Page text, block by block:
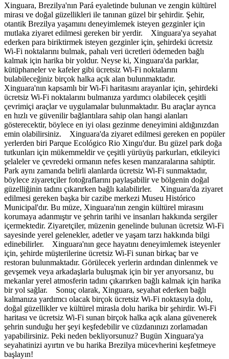
Xinguara, Brezilya'nın Pará eyaletinde bulunan ve zengin kültürel
mirası ve doğal güzellikleri ile tanınan güzel bir şehirdir. Şehir,
otantik Brezilya yaşamını deneyimlemek isteyen gezginler için
mutlaka ziyaret edilmesi gereken bir yerdir. Xinguara'ya seyahat
ederken para biriktirmek isteyen gezginler için, şehirdeki ücretsiz
Wi-Fi noktalarını bulmak, pahalı veri ücretleri ödemeden bağlı
kalmak için harika bir yoldur. Neyse ki, Xinguara'da parklar,
kütüphaneler ve kafeler gibi ücretsiz Wi-Fi noktalarını
bulabileceğiniz birçok halka açık alan bulunmaktadır.
Xinguara'nın kapsamlı bir Wi-Fi haritasını arayanlar için, şehirdeki
ücretsiz Wi-Fi noktalarını bulmanıza yardımcı olabilecek çeşitli
çevrimiçi araçlar ve uygulamalar bulunmaktadır. Bu araçlar ayrıca
en hızlı ve güvenilir bağlantılara sahip olan hangi alanları
gösterecektir, böylece en iyi olası gezinme deneyimini aldığınızdan
emin olabilirsiniz. Xinguara'da ziyaret edilmesi gereken en popüler
yerlerden biri Parque Ecológico Rio Xingu'dur. Bu güzel park doğa
tutkunları için mükemmeldir ve çeşitli yürüyüş parkurları, etkileyici
şelaleler ve çevredeki ormanın nefes kesen manzaralarına sahiptir.
Park aynı zamanda belirli alanlarda ücretsiz Wi-Fi sunmaktadır,
böylece ziyaretçiler fotoğraflarını paylaşabilir ve bölgenin doğal
güzelliğinin tadını çıkarırken bağlı kalabilirler. Xinguara'da ziyaret
edilmesi gereken başka bir cazibe merkezi Museu Histórico
Municipal'dır. Bu müze, Xinguara'nın zengin kültürel mirasını
korumaya adanmıştır ve şehrin tarihi ve insanları hakkında sergiler
içermektedir. Ziyaretçiler, müzenin genelinde bulunan ücretsiz Wi-Fi
sayesinde yerel gelenekler, adetler ve yaşam tarzı hakkında bilgi
edinebilirler. Xinguara'nın gece hayatını deneyimlemek isteyenler
için, şehirde müşterilerine ücretsiz Wi-Fi sunan birkaç bar ve
restoran bulunmaktadır. Görülecek yerlerin ardından dinlenmek ve
gevşemek veya arkadaşlarla buluşmak için bir yer arıyorsanız, bu
mekanlar yerel atmosferin tadını çıkarırken bağlı kalmak için harika
bir yol sağlar. Sonuç olarak, Xinguara, seyahat ederken bağlı
kalmanıza yardımcı olacak birçok ücretsiz Wi-Fi noktasıyla dolu,
doğal güzellikler ve kültürel mirasla dolu harika bir şehirdir. Wi-Fi
haritası ve ücretsiz Wi-Fi sunan birçok halka açık alana güvenerek
şehrin sunduğu her şeyi keşfedebilir ve cüzdanınızı zorlamadan
yapabilirsiniz. Peki neden bekliyorsunuz? Bugün Xinguara'ya
seyahatinizi ayırtın ve bu harika Brezilya mücevherini keşfetmeye
başlayın!